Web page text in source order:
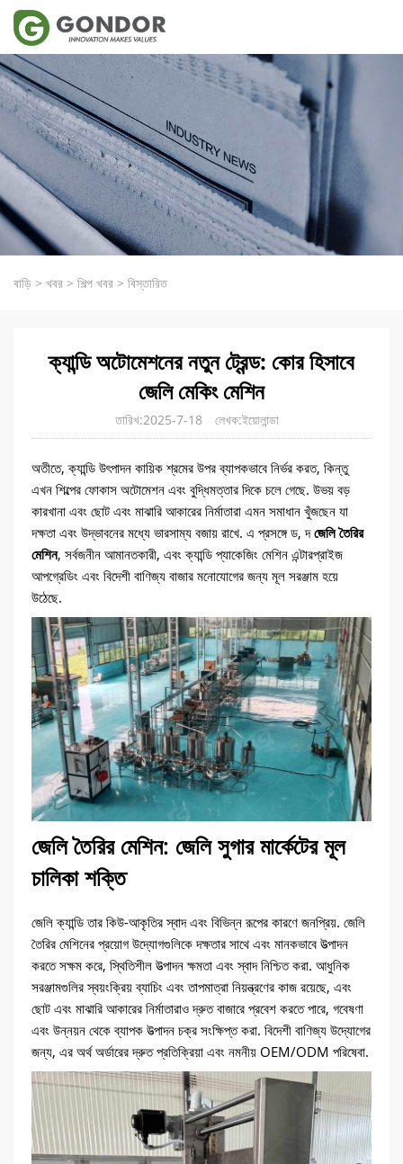
বাড়ি > খবর > শিল্প খবর > বিস্তারিত
ক্যান্ডি অটোমেশনের নতুন ট্রেন্ড: কোর হিসাবে
জেলি মেকিং মেশিন
তারিখ:2025-7-18 লেখক:ইয়োলান্ডা
অতীতে, ক্যান্ডি উৎপাদন কায়িক শ্রমের উপর ব্যাপকভাবে নির্ভর করত, কিন্তু
এখন শিল্পের ফোকাস অটোমেশন এবং বুদ্ধিমত্তার দিকে চলে গেছে. উভয় বড়
কারখানা এবং ছোট এবং মাঝারি আকারের নির্মাতারা এমন সমাধান খুঁজছেন যা
দক্ষতা এবং উদ্ভাবনের মধ্যে ভারসাম্য বজায় রাখে. এ প্রসঙ্গে ড, দজেলি তৈরির
মেশিন, সর্বজনীন আমানতকারী, এবং ক্যান্ডি প্যাকেজিং মেশিন এন্টারপ্রাইজ
আপগ্রেডিং এবং বিদেশী বাণিজ্য বাজার মনোযোগের জন্য মূল সরঞ্জাম হয়ে
উঠেছে.
জেলি তৈরির মেশিন: জেলি সুগার মার্কেটের মূল
চালিকা শক্তি
জেলি ক্যান্ডি তার কিউ-আকৃতির স্বাদ এবং বিভিন্ন রূপের কারণে জনপ্রিয়. জেলি
তৈরির মেশিনের প্রয়োগ উদ্যোগগুলিকে দক্ষতার সাথে এবং মানকভাবে উত্পাদন
করতে সক্ষম করে, স্থিতিশীল উত্পাদন ক্ষমতা এবং স্বাদ নিশ্চিত করা. আধুনিক
সরঞ্জামগুলির স্বয়ংক্রিয় ব্যাচিং এবং তাপমাত্রা নিয়ন্ত্রণের কাজ রয়েছে, এবং
ছোট এবং মাঝারি আকারের নির্মাতারাও দ্রুত বাজারে প্রবেশ করতে পারে, গবেষণা
এবং উন্নয়ন থেকে ব্যাপক উত্পাদন চক্র সংক্ষিপ্ত করা. বিদেশী বাণিজ্য উদ্যোগের
জন্য, এর অর্থ অর্ডারের দ্রুত প্রতিক্রিয়া এবং নমনীয় OEM/ODM পরিষেবা.